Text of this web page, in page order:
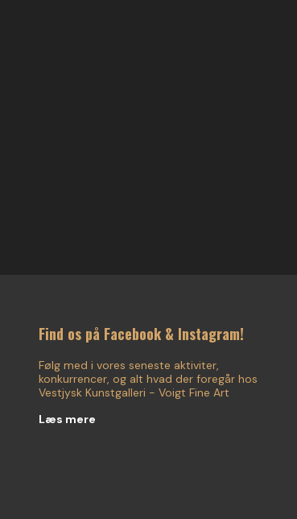
Find os på Facebook & Instagram!
Følg med i vores seneste aktiviter,
konkurrencer, og alt hvad der foregår hos
Vestjysk Kunstgalleri - Voigt Fine Art
Læs mere